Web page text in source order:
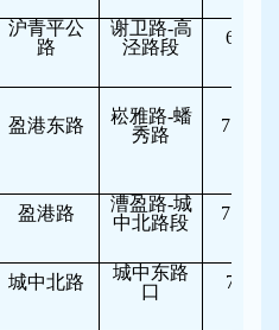
沪青平公
路
谢卫路-高
泾路段
6:30-
盈港东路
崧雅路-蟠
秀路
7:30-
盈港路
漕盈路-城
中北路段
7:30-
城中北路
城中东路
口
7:00-